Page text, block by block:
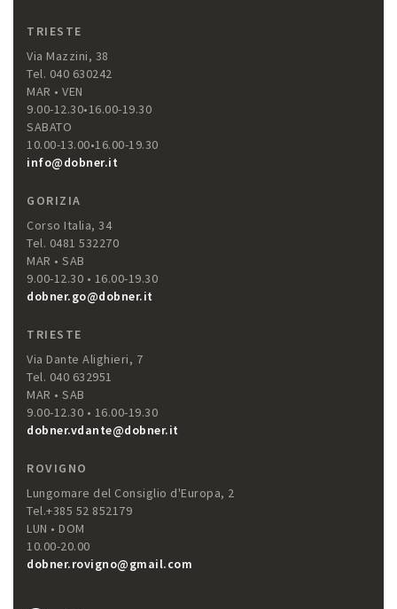
TRIESTE
Via Mazzini, 38
Tel. 040 630242
MAR • VEN
9.00-12.30•16.00-19.30
SABATO
10.00-13.00•16.00-19.30
info@dobner.it
GORIZIA
Corso Italia, 34
Tel. 0481 532270
MAR • SAB
9.00-12.30 • 16.00-19.30
dobner.go@dobner.it
TRIESTE
Via Dante Alighieri, 7
Tel. 040 632951
MAR • SAB
9.00-12.30 • 16.00-19.30
dobner.vdante@dobner.it
ROVIGNO
Lungomare del Consiglio d'Europa, 2
Tel.+385 52 852179
LUN • DOM
10.00-20.00
dobner.rovigno@gmail.com